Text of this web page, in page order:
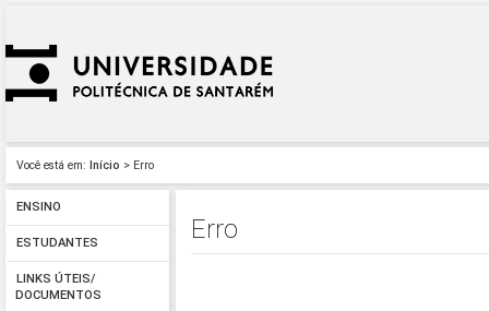
Você está em: Início > Erro
ENSINO
ESTUDANTES
LINKS ÚTEIS/
DOCUMENTOS
Erro